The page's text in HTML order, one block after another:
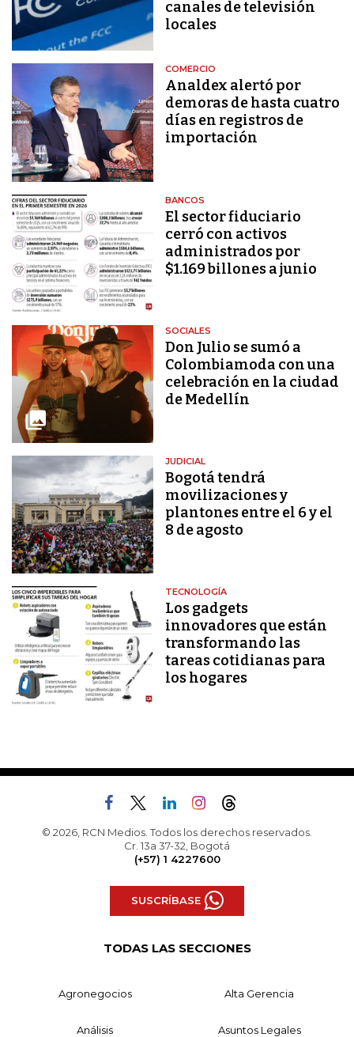
canales de televisión
locales
COMERCIO
Analdex alertó por
demoras de hasta cuatro
días en registros de
importación
BANCOS
El sector fiduciario
cerró con activos
administrados por
$1.169 billones a junio
SOCIALES
Don Julio se sumó a
Colombiamoda con una
celebración en la ciudad
de Medellín
JUDICIAL
Bogotá tendrá
movilizaciones y
plantones entre el 6 y el
8 de agosto
TECNOLOGÍA
Los gadgets
innovadores que están
transformando las
tareas cotidianas para
los hogares
© 2026, RCN Medios. Todos los derechos reservados.
Cr. 13a 37-32, Bogotá
(+57) 1 4227600
SUSCRÍBASE
TODAS LAS SECCIONES
Agronegocios Alta Gerencia
Análisis Asuntos Legales